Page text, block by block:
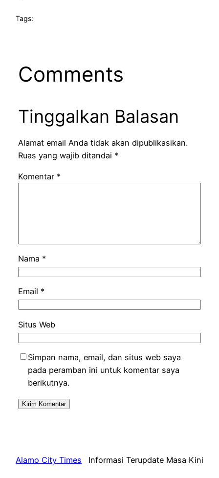
Tags:
Comments
Tinggalkan Balasan
Alamat email Anda tidak akan dipublikasikan.
Ruas yang wajib ditandai *
Komentar *
Nama *
Email *
Situs Web
Simpan nama, email, dan situs web saya
pada peramban ini untuk komentar saya
berikutnya.
Alamo City Times Informasi Terupdate Masa Kini